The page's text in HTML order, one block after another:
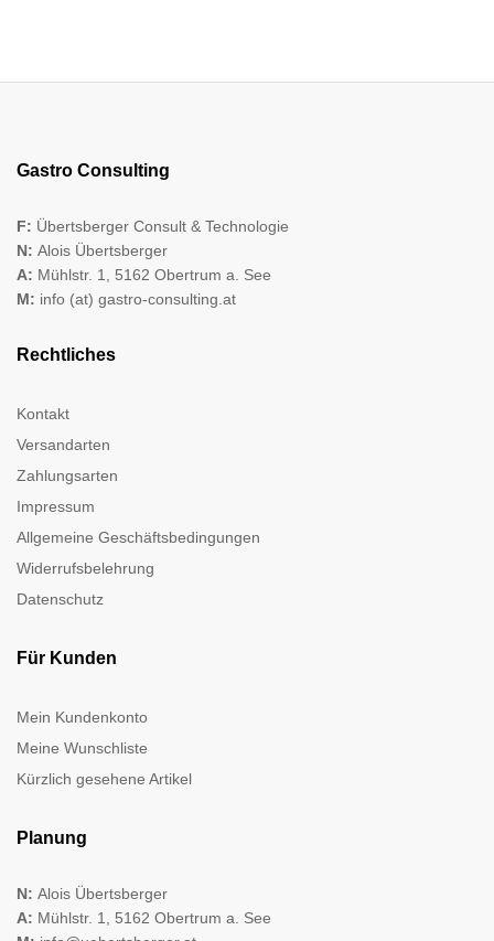
Gastro Consulting
F: Übertsberger Consult & Technologie
N: Alois Übertsberger
A: Mühlstr. 1, 5162 Obertrum a. See
M: info (at) gastro-consulting.at
Rechtliches
Kontakt
Versandarten
Zahlungsarten
Impressum
Allgemeine Geschäftsbedingungen
Widerrufsbelehrung
Datenschutz
Für Kunden
Mein Kundenkonto
Meine Wunschliste
Kürzlich gesehene Artikel
Planung
N: Alois Übertsberger
A: Mühlstr. 1, 5162 Obertrum a. See